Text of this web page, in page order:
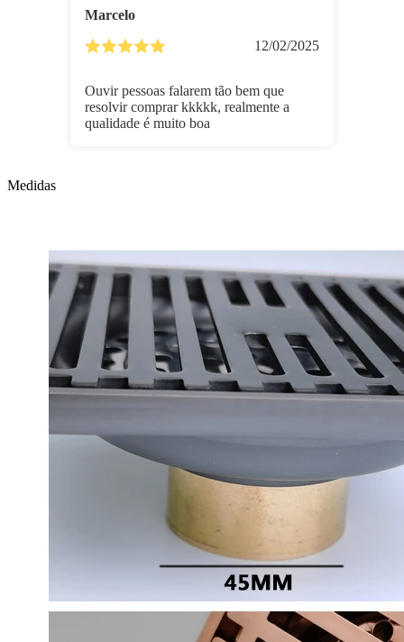
Marcelo
12/02/2025
Ouvir pessoas falarem tão bem que
resolvir comprar kkkkk, realmente a
qualidade é muito boa
Medidas